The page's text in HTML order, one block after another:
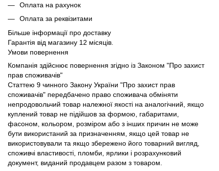
Оплата на рахунок
Оплата за реквізитами
Більше інформації про доставку
Гарантія від магазину 12 місяців.
Умови повернення
Компанія здійснює повернення згідно із Законом "Про захист
прав споживачів"
Статтею 9 чинного Закону України "Про захист прав
споживачів" передбачено право споживача обміняти
непродовольчий товар належної якості на аналогічний, якщо
куплений товар не підійшов за формою, габаритами,
фасоном, кольором, розміром або з інших причин не може
бути використаний за призначенням, якщо цей товар не
використовували та якщо збережено його товарний вигляд,
споживчі властивості, пломби, ярлики і розрахунковий
документ, виданий продавцем разом з товаром.